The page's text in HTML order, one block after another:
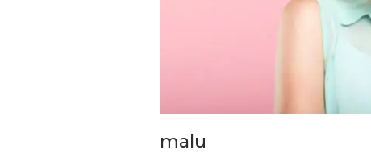
malu
Pemkot Siapkan TPST
Tegalega Untuk Produksi
Briket RDF Bernilai Tambah